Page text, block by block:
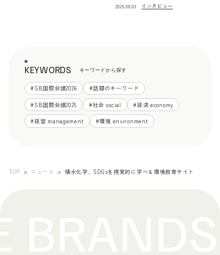
2026.08.03 インタビュー
KEYWORDS キーワードから探す
#SB国際会議2026 #話題のキーワード
#SB国際会議2025 #社会 social #経済 economy
#経営 management #環境 environment
TOP ニュース 積水化学、SDGsを視覚的に学べる環境教育サイト